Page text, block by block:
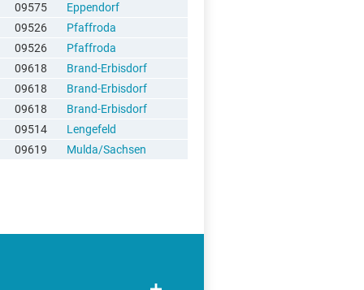
09575
Eppendorf
09526
Pfaffroda
09526
Pfaffroda
09618
Brand-Erbisdorf
09618
Brand-Erbisdorf
09618
Brand-Erbisdorf
09514
Lengefeld
09619
Mulda/Sachsen